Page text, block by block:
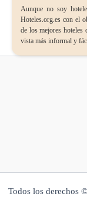
Aunque no soy
Hoteles.org.es con el
de los mejores hoteles
vista más informal y
Todos los derechos